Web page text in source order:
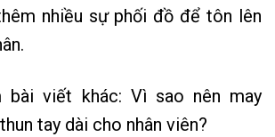
nhiều sự phối đồ để tôn lên
bài viết khác: Vì sao nên may
tay dài cho nhân viên?